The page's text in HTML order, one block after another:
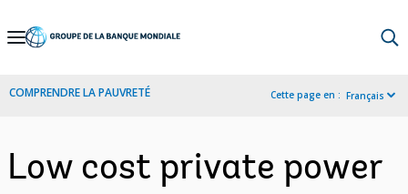
Skip
Navigation
COMPRENDRE LA PAUVRETÉ Cette page en : Français
Low cost private power